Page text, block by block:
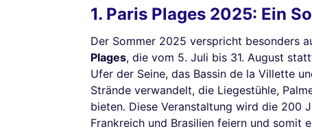
1. Paris Plages 2025: Ein
Der Sommer 2025 verspricht besonders
Plages, die vom 5. Juli bis 31. August
Ufer der Seine, das Bassin de la Villette
Strände verwandelt, die Liegestühle,
bieten. Diese Veranstaltung wird die 200
Frankreich und Brasilien feiern und somit